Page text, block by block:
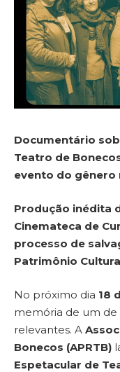
Documentário
Teatro de
evento do gênero
Produção inédita
Cinemateca de
processo de
Patrimônio
No próximo dia 18
memória de um de
relevantes. A
Bonecos (APRTB)
Espetacular de